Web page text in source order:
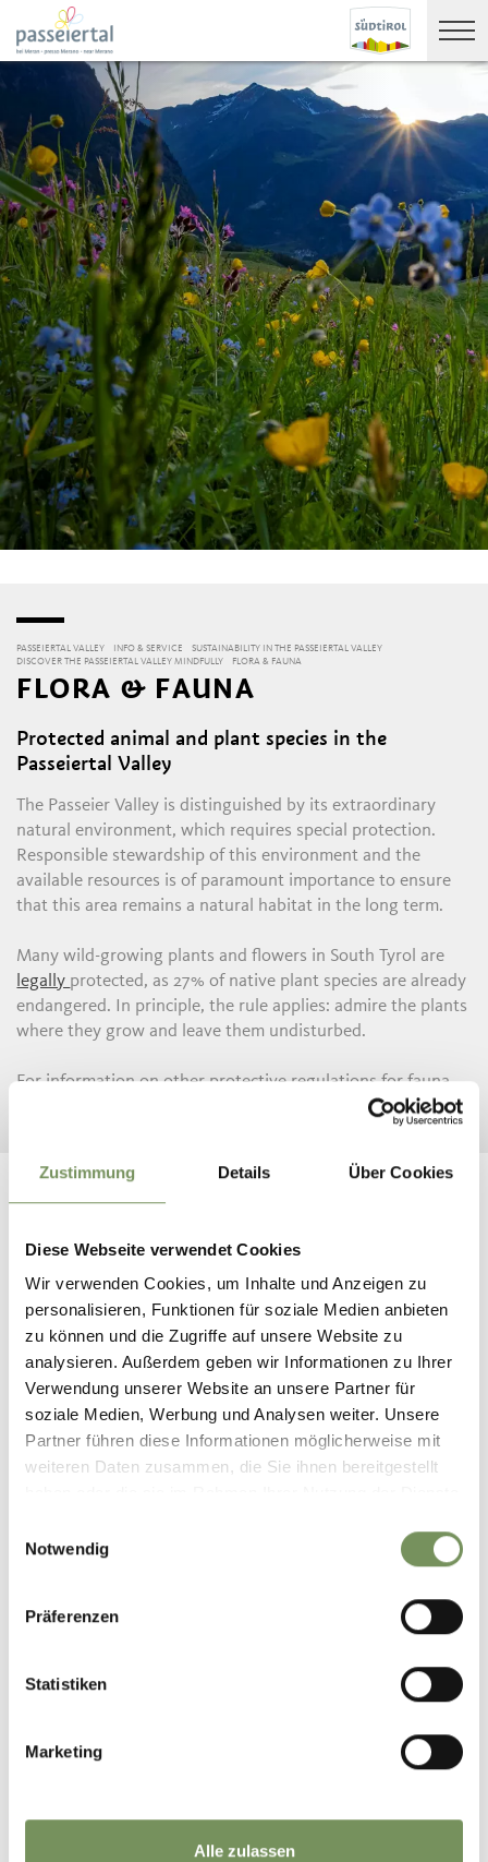
Zustimmung Details Über Cookies
Diese Webseite verwendet Cookies
Wir verwenden Cookies, um Inhalte und Anzeigen zu
personalisieren, Funktionen für soziale Medien anbieten
zu können und die Zugriffe auf unsere Website zu
analysieren. Außerdem geben wir Informationen zu Ihrer
Verwendung unserer Website an unsere Partner für
soziale Medien, Werbung und Analysen weiter. Unsere
Partner führen diese Informationen möglicherweise mit
weiteren Daten zusammen, die Sie ihnen bereitgestellt
Notwendig
Präferenzen
Statistiken
Marketing
Alle zulassen
PASSEIERTAL VALLEY INFO & SERVICE
SUSTAINABILITY IN THE PASSEIERTAL VALLEY
DISCOVER THE PASSEIERTAL VALLEY MINDFULLY
FLORA & FAUNA
FLORA & FAUNA
Protected animal and plant species in the
Passeiertal Valley
The Passeier Valley is distinguished by its extraordinary
natural environment, which requires special protection.
Responsible stewardship of this environment and the
available resources is of paramount importance to ensure
that this area remains a natural habitat in the long term.
Many wild-growing plants and flowers in South Tyrol are
legally protected, as 27% of native plant species are already
endangered. In principle, the rule applies: admire the plants
where they grow and leave them undisturbed.
For information on other protective regulations for fauna
THIS MIGHT ALSO INTEREST
YOU